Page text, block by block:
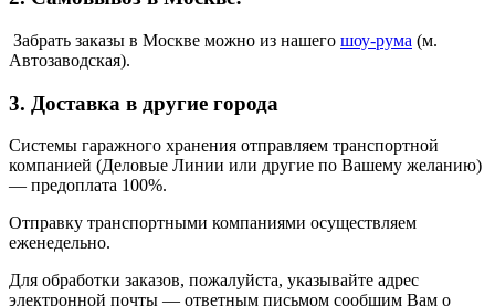
Забрать заказы в Москве можно из нашего шоу-рума (м.
Автозаводская).
3. Доставка в другие города
Системы гаражного хранения отправляем транспортной
компанией (Деловые Линии или другие по Вашему желанию)
— предоплата 100%.
Отправку транспортными компаниями осуществляем
еженедельно.
Для обработки заказов, пожалуйста, указывайте адрес
электронной почты — ответным письмом сообщим Вам о